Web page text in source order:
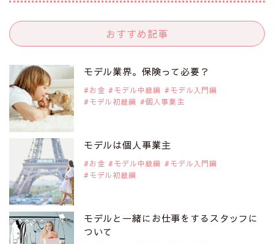
2019年9月29日
是非ご覧ください。
注目のアジア系モデル
2019年9月29日
是非ご覧ください。
アジアの注目モデル Rebecca Tan
2019年9月29日
注目モデルを1名追加いたしました。
是非ご覧ください。
注目モデル イーランさん
おすすめ記事
モデル業界。保険って必要？
お金 モデル中級編
モデル入門編
モデル初級編
個人事業主
モデルは個人事業主
お金 モデル中級編
モデル入門編
モデル初級編
モデルと一緒にお仕事をするスタッフに
ついて